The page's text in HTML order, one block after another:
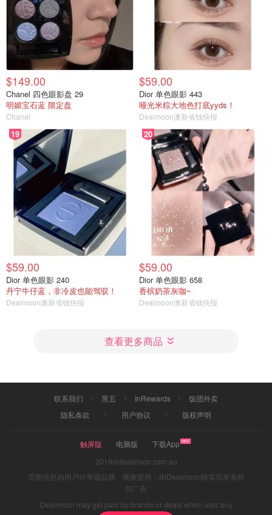
$149.00
Chanel 四色眼影盘 29
明媚宝石蓝 限定盘
Chanel
$59.00
Dior 单色眼影 443
哑光米棕大地色打底yyds！
Dealmoon澳新省钱快报
19
$59.00
Dior 单色眼影 240
丹宁牛仔蓝，非冷皮也能驾驭！
Dealmoon澳新省钱快报
20
$59.00
Dior 单色眼影 658
香槟奶茶灰咖~
Dealmoon澳新省钱快报
查看更多商品
联系我们 黑五 InRewards
饭团外卖
隐私条款
用户协议 版权声明
触屏版 电脑版
下载App
2019©dealmoon.com.au
页面信息由用户分享或品牌、商家提供，由Dealmoon核实后发布折
扣广告
Dealmoon may get paid by brands or deals when user buy